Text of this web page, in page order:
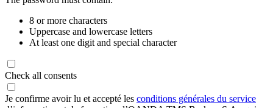
8 or more characters
Uppercase and lowercase letters
At least one digit and special character
Check all consents
Je confirme avoir lu et accepté les conditions générales du service